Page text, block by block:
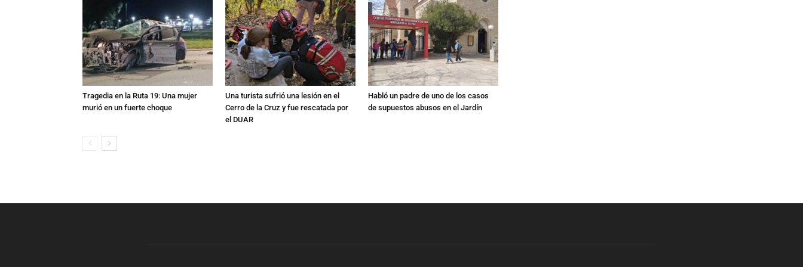
Tragedia en la Ruta 19: Una mujer
murió en un fuerte choque
Una turista sufrió una lesión en el
Cerro de la Cruz y fue rescatada por
el DUAR
Habló un padre de uno de los casos
de supuestos abusos en el Jardín